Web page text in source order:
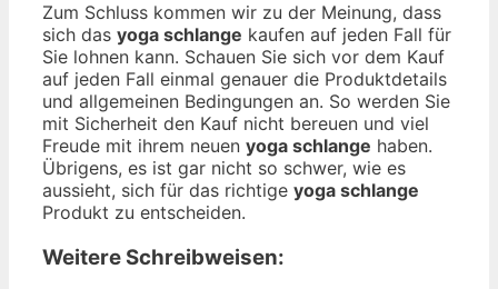
Zum Schluss kommen wir zu der Meinung, dass
sich das yoga schlange kaufen auf jeden Fall für
Sie lohnen kann. Schauen Sie sich vor dem Kauf
auf jeden Fall einmal genauer die Produktdetails
und allgemeinen Bedingungen an. So werden Sie
mit Sicherheit den Kauf nicht bereuen und viel
Freude mit ihrem neuen yoga schlange haben.
Übrigens, es ist gar nicht so schwer, wie es
aussieht, sich für das richtige yoga schlange
Produkt zu entscheiden.
Weitere Schreibweisen: